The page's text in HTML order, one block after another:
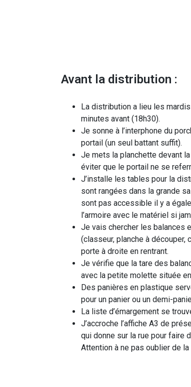
Avant la distribution :
La distribution a lieu les
minutes avant (18h30).
Je sonne à l’interphone du
portail (un seul battant suffit).
Je mets la planchette devant
éviter que le portail ne se
J’installe les tables pour la
sont rangées dans la grande
sont pas accessible il y a
l’armoire avec le matériel si
Je vais chercher les balances
(classeur, planche à découper,
porte à droite en rentrant.
Je vérifie que la tare des
avec la petite molette située
Des panières en plastique
pour un panier ou un demi-
La liste d’émargement se
J’accroche l’affiche A3 de
qui donne sur la rue pour faire
Attention à ne pas oublier de la